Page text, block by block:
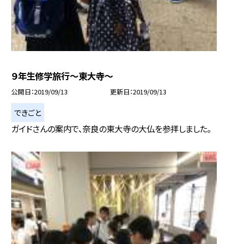
９年生修学旅行〜東大寺〜
公開日 2019/09/13 更新日 2019/09/13
できごと
ガイドさんの案内で、奈良の東大寺の大仏を参拝しました。